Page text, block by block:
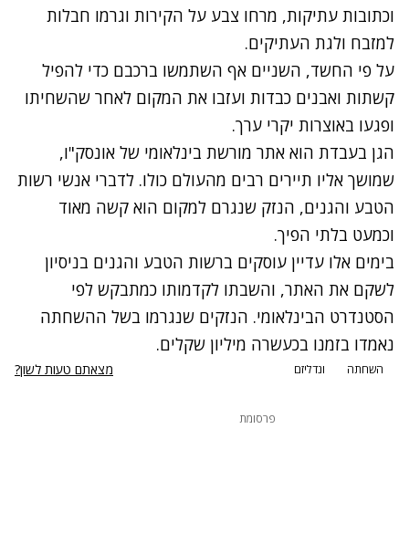
וכתובות עתיקות, מרחו צבע על הקירות וגרמו חבלות
למזבח ולגת העתיקים.
על פי החשד, השניים אף השתמשו ברכבם כדי להפיל
קשתות ואבנים כבדות ועזבו את המקום לאחר שהשחיתו
ופגעו באוצרות יקרי ערך.
הגן בעבדת הוא אתר מורשת בינלאומי של אונסק"ו,
שמושך אליו תיירים רבים מהעולם כולו. לדברי אנשי רשות
הטבע והגנים, הנזק שנגרם למקום הוא קשה מאוד
וכמעט בלתי הפיך.
בימים אלו עדיין עוסקים ברשות הטבע והגנים בניסיון
לשקם את האתר, והשבתו לקדמותו כמתבקש לפי
הסטנדרט הבינלאומי. הנזקים שנגרמו בשל ההשחתה
נאמדו בזמנו בכעשרה מיליון שקלים.
השחתה ונדליזם מצאתם טעות לשון?
פרסומת